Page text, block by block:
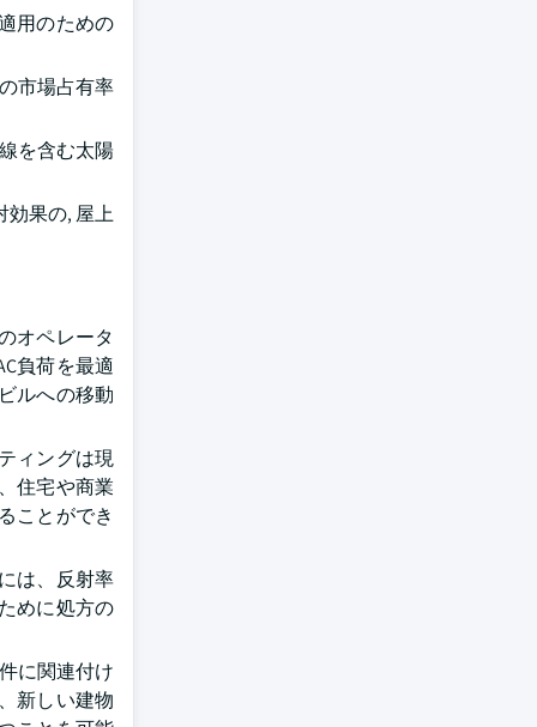
用のための
市場占有率
を含む太陽
効果の, 屋上
オペレータ
負荷を最適
ルへの移動
ィングは現
住宅や商業
ことができ
は、反射率
めに処方の
に関連付け
新しい建物